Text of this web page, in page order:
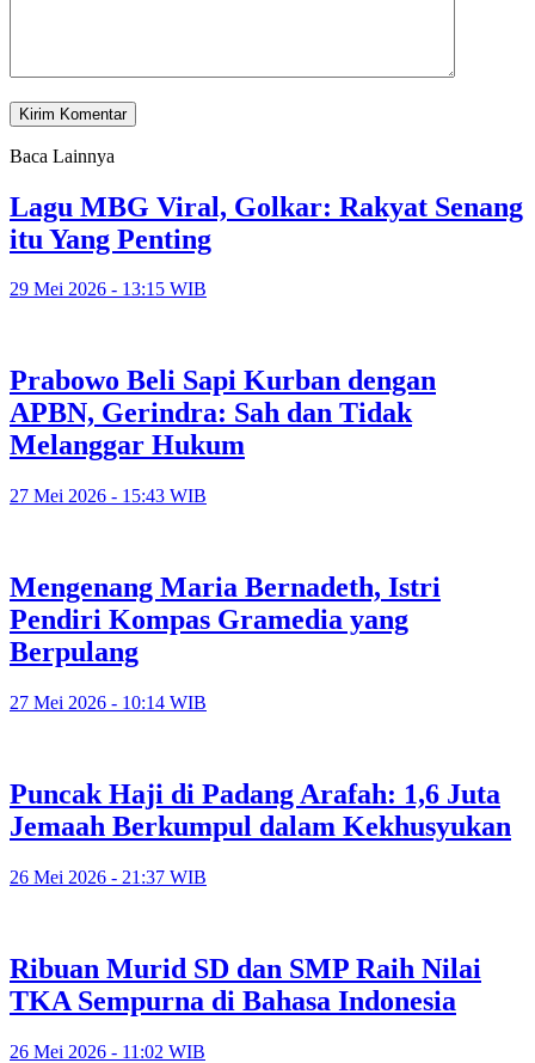
Baca Lainnya
Lagu MBG Viral, Golkar: Rakyat Senang
itu Yang Penting
29 Mei 2026 - 13:15 WIB
Prabowo Beli Sapi Kurban dengan
APBN, Gerindra: Sah dan Tidak
Melanggar Hukum
27 Mei 2026 - 15:43 WIB
Mengenang Maria Bernadeth, Istri
Pendiri Kompas Gramedia yang
Berpulang
27 Mei 2026 - 10:14 WIB
Puncak Haji di Padang Arafah: 1,6 Juta
Jemaah Berkumpul dalam Kekhusyukan
26 Mei 2026 - 21:37 WIB
Ribuan Murid SD dan SMP Raih Nilai
TKA Sempurna di Bahasa Indonesia
26 Mei 2026 - 11:02 WIB